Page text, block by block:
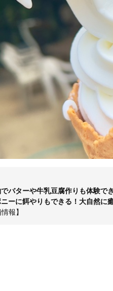
バターや牛乳豆腐作りも体験で
ーに餌やりもできる！大自然に
報】